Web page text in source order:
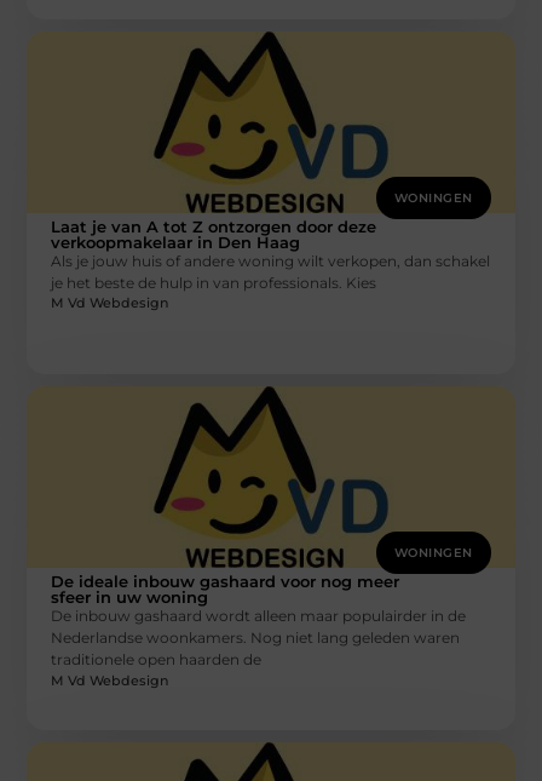
WONINGEN
Laat je van A tot Z ontzorgen door deze
verkoopmakelaar in Den Haag
Als je jouw huis of andere woning wilt verkopen, dan schakel
je het beste de hulp in van professionals. Kies
M Vd Webdesign
WONINGEN
De ideale inbouw gashaard voor nog meer
sfeer in uw woning
De inbouw gashaard wordt alleen maar populairder in de
Nederlandse woonkamers. Nog niet lang geleden waren
traditionele open haarden de
M Vd Webdesign